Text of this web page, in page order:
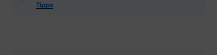
Tipps